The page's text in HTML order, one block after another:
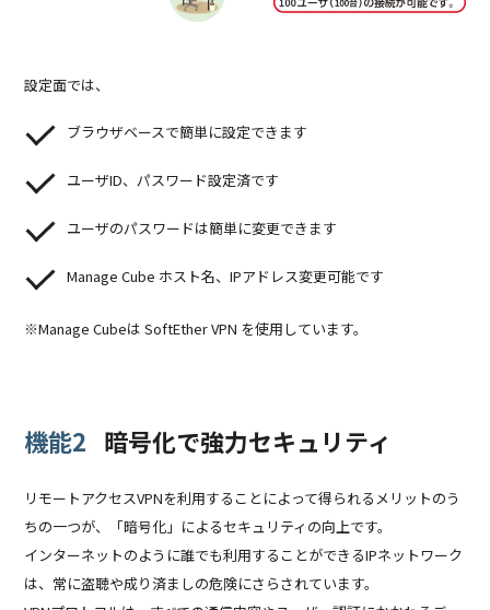
設定面では、
ブラウザベースで簡単に設定できます
ユーザID、パスワード設定済です
ユーザのパスワードは簡単に変更できます
Manage Cube ホスト名、IPアドレス変更可能です
※Manage Cubeは SoftEther VPN を使用しています。
機能2 暗号化で強力セキュリティ
リモートアクセスVPNを利用することによって得られるメリットのう
ちの一つが、「暗号化」によるセキュリティの向上です。
インターネットのように誰でも利用することができるIPネットワーク
は、常に盗聴や成り済ましの危険にさらされています。